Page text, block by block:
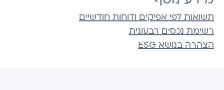
תשואות לפי אפיקים ודוחות חודשיים
רשימת נכסים רבעונית
הצהרה בנושא ESG